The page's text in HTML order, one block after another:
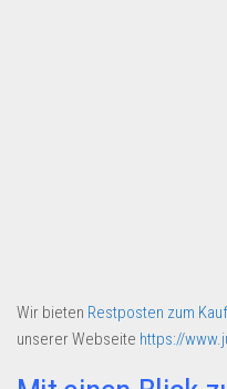
Wir bieten Restposten zum Kauf
unserer Webseite https://